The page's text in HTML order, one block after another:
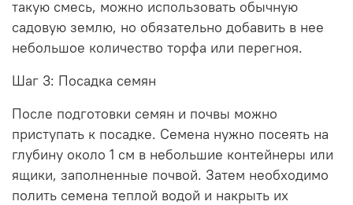
такую смесь, можно использовать обычную
садовую землю, но обязательно добавить в нее
небольшое количество торфа или перегноя.
Шаг 3: Посадка семян
После подготовки семян и почвы можно
приступать к посадке. Семена нужно посеять на
глубину около 1 см в небольшие контейнеры или
ящики, заполненные почвой. Затем необходимо
полить семена теплой водой и накрыть их